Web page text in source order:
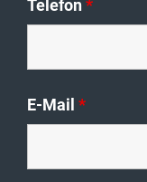
Telefon*
E-Mail*